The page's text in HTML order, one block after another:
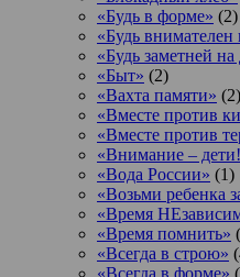
«Будь в форме» (2)
«Будь внимателен
«Будь заметней на
«Быт» (2)
«Вахта памяти» (2)
«Вместе против
«Вместе против
«Внимание –
«Вода России» (1)
«Возьми ребенка
«Время
«Время помнить»
«Всегда в строю»
«Всегда в форме»